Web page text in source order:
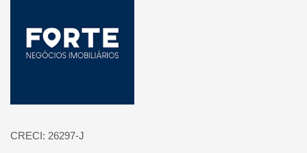
CRECI: 26297-J